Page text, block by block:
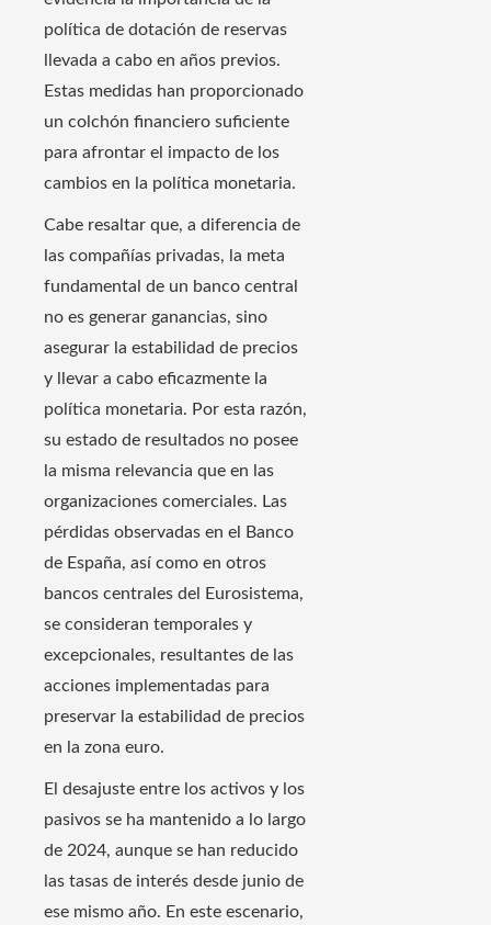
política de dotación de reservas
llevada a cabo en años previos.
Estas medidas han proporcionado
un colchón financiero suficiente
para afrontar el impacto de los
cambios en la política monetaria.
Cabe resaltar que, a diferencia de
las compañías privadas, la meta
fundamental de un banco central
no es generar ganancias, sino
asegurar la estabilidad de precios
y llevar a cabo eficazmente la
política monetaria. Por esta razón,
su estado de resultados no posee
la misma relevancia que en las
organizaciones comerciales. Las
pérdidas observadas en el Banco
de España, así como en otros
bancos centrales del Eurosistema,
se consideran temporales y
excepcionales, resultantes de las
acciones implementadas para
preservar la estabilidad de precios
en la zona euro.
El desajuste entre los activos y los
pasivos se ha mantenido a lo largo
de 2024, aunque se han reducido
las tasas de interés desde junio de
ese mismo año. En este escenario,